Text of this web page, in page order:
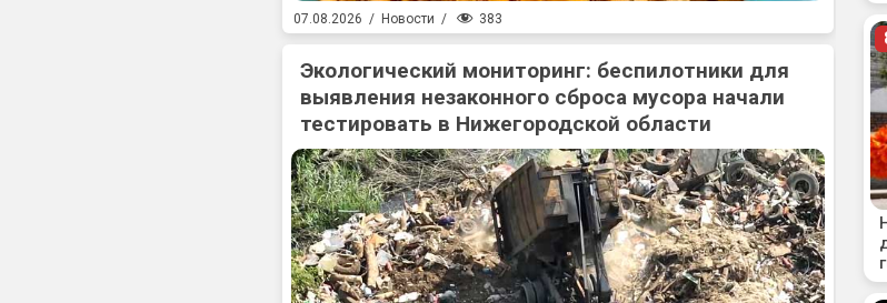
07.08.2026 / Новости / 383
Экологический мониторинг: беспилотники для
выявления незаконного сброса мусора начали
тестировать в Нижегородской области